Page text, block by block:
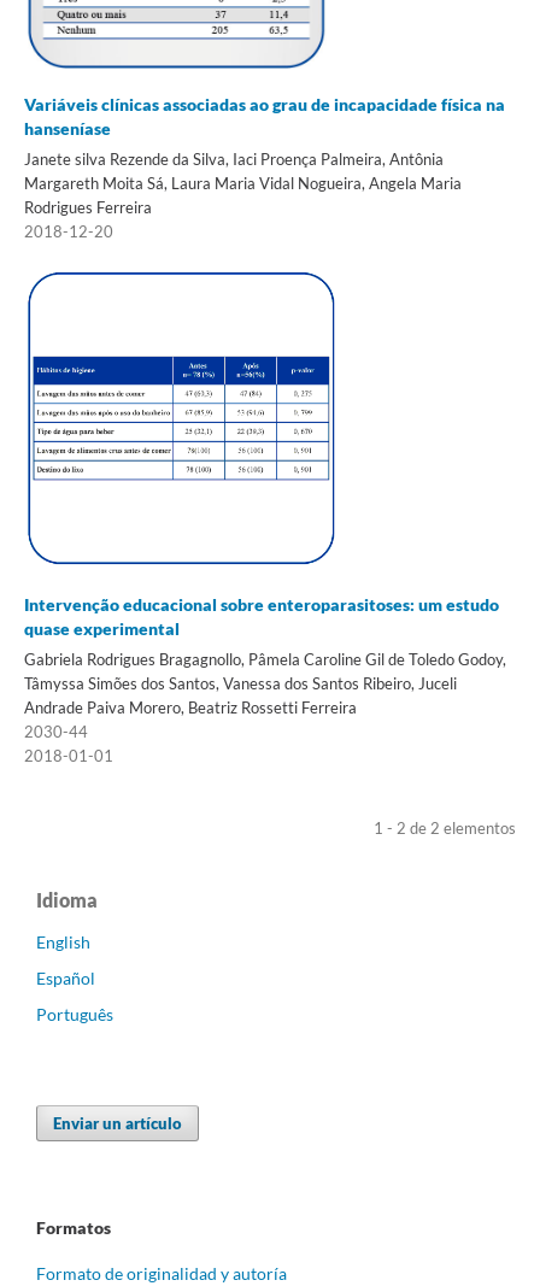
Variáveis clínicas associadas ao grau de incapacidade física na
hanseníase
Janete silva Rezende da Silva, Iaci Proença Palmeira, Antônia
Margareth Moita Sá, Laura Maria Vidal Nogueira, Angela Maria
Rodrigues Ferreira
2018-12-20
Intervenção educacional sobre enteroparasitoses: um estudo
quase experimental
Gabriela Rodrigues Bragagnollo, Pâmela Caroline Gil de Toledo Godoy,
Tâmyssa Simões dos Santos, Vanessa dos Santos Ribeiro, Juceli
Andrade Paiva Morero, Beatriz Rossetti Ferreira
2030-44
2018-01-01
1 - 2 de 2 elementos
Idioma
English
Español
Português
Enviar un artículo
Formatos
Formato de originalidad y autoría